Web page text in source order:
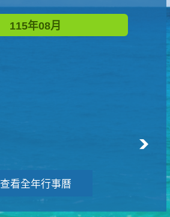
115年08月
查看全年行事曆